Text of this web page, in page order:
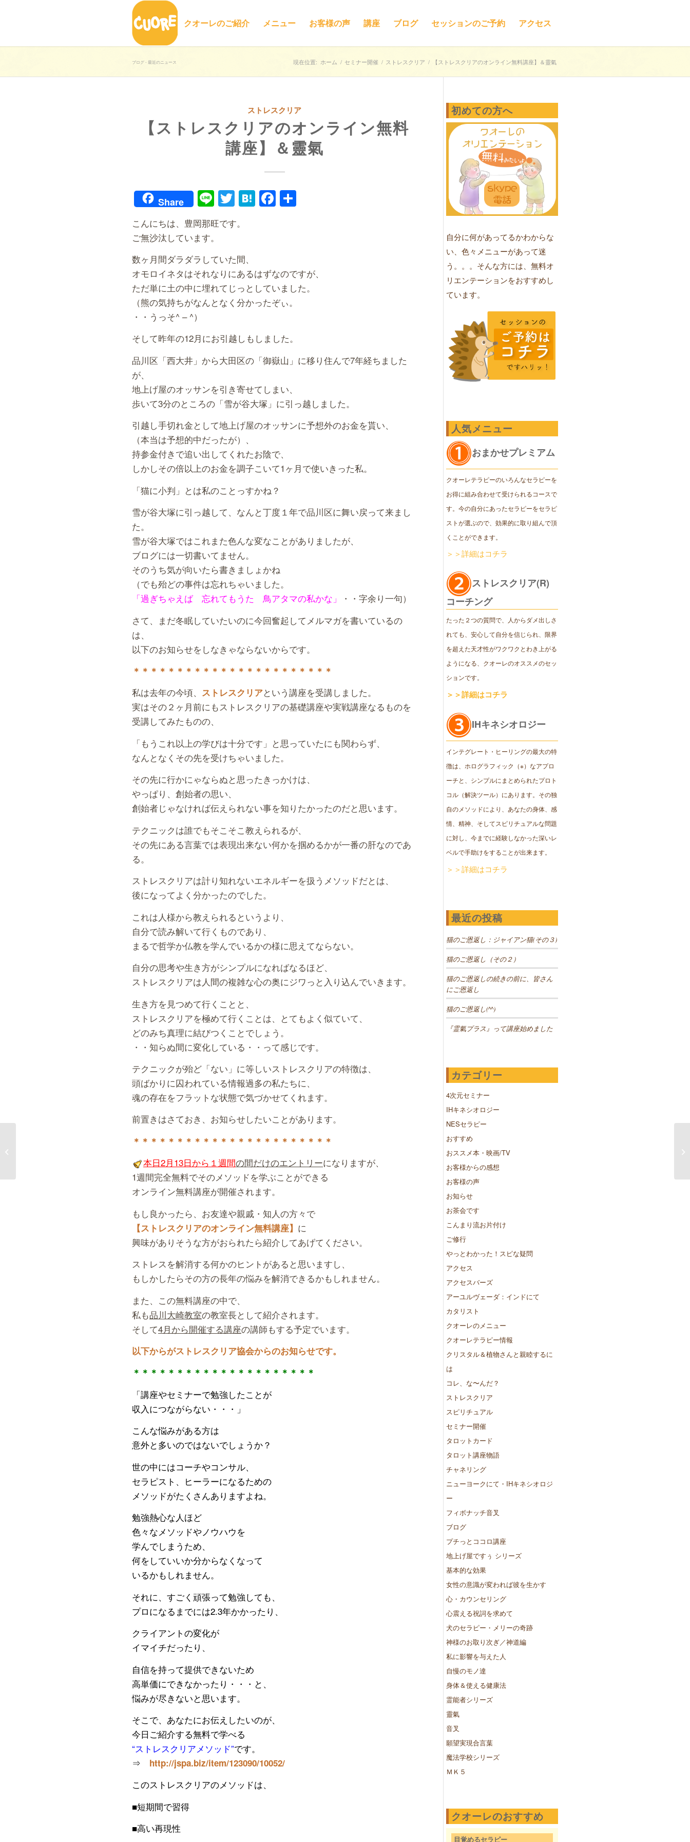
クオーレのご紹介 メニュー お客様の声 講座 ブログ セッションのご予約 アクセス
ブログ - 最近のニュース 現在位置: ホーム / セミナー開催 / ストレスクリア / 【ストレスクリアのオンライン無料講座】＆靈氣
ストレスクリア
【ストレスクリアのオンライン無料
講座】＆靈氣
Share LineTwitter
HatenaFacebook
こんにちは、豊岡那旺です。
ご無沙汰しています。
数ヶ月間ダラダラしていた間、
オモロイネタはそれなりにあるはずなのですが、
ただ単に土の中に埋れてじっとしていました。
（熊の気持ちがなんとなく分かったぞぃ。
・・うっそ^ – ^）
そして昨年の12月にお引越しもしました。
品川区「西大井」から大田区の「御嶽山」に移り住んで7年経ちました
が、
地上げ屋のオッサンを引き寄せてしまい、
歩いて3分のところの「雪が谷大塚」に引っ越しました。
引越し手切れ金として地上げ屋のオッサンに予想外のお金を貰い、
（本当は予想的中だったが）、
持参金付きで追い出してくれたお陰で、
しかしその倍以上のお金を調子こいて1ヶ月で使いきった私。
「猫に小判」とは私のことっすかね？
雪が谷大塚に引っ越して、なんと丁度１年で品川区に舞い戻って来まし
た。
雪が谷大塚ではこれまた色んな変なことがありましたが、
ブログには一切書いてません。
そのうち気が向いたら書きましょかね
（でも殆どの事件は忘れちゃいました。
「過ぎちゃえば 忘れてもうた 鳥アタマの私かな」
・・字余り一句）
さて、まだ冬眠していたいのに今回奮起してメルマガを書いているの
は、
以下のお知らせをしなきゃならないからです。
＊＊＊＊＊＊＊＊＊＊＊＊＊＊＊＊＊＊＊＊＊＊＊
私は去年の今頃、 ストレスクリアという講座を受講しました。
実はその２ヶ月前にもストレスクリアの基礎講座や実戦講座なるものを
受講してみたものの、
「もうこれ以上の学びは十分です」と思っていたにも関わらず、
なんとなくその先を受けちゃいました。
その先に行かにゃならぬと思ったきっかけは、
やっぱり、創始者の思い、
創始者じゃなければ伝えられない事を知りたかったのだと思います。
テクニックは誰でもそこそこ教えられるが、
その先にある言葉では表現出来ない何かを掴めるかが一番の肝なのであ
る。
ストレスクリアは計り知れないエネルギーを扱うメソッドだとは、
後になってよく分かったのでした。
これは人様から教えられるというより、
自分で読み解いて行くものであり、
まるで哲学か仏教を学んでいるかの様に思えてならない。
自分の思考や生き方がシンプルになればなるほど、
ストレスクリアは人間の複雑な心の奥にジワっと入り込んでいきます。
生き方を見つめて行くことと、
ストレスクリアを極めて行くことは、とてもよく似ていて、
どのみち真理に結びつくことでしょう。
・・知らぬ間に変化している・・って感じです。
テクニックが殆ど「ない」に等しいストレスクリアの特徴は、
頭ばかりに囚われている情報過多の私たちに、
魂の存在をフラットな状態で気づかせてくれます。
前置きはさておき、お知らせしたいことがあります。
＊＊＊＊＊＊＊＊＊＊＊＊＊＊＊＊＊＊＊＊＊＊＊
本日2月13日から１週間の間だけのエントリーになりますが、
1週間完全無料でそのメソッドを学ぶことができる
オンライン無料講座が開催されます。
もし良かったら、お友達や親戚・知人の方々で
【ストレスクリアのオンライン無料講座】 に
興味がありそうな方がおられたら紹介してあげてください。
ストレスを解消する何かのヒントがあると思いますし、
もしかしたらその方の長年の悩みを解消できるかもしれません。
また、この無料講座の中で、
私も品川大崎教室の教室長として紹介されます。
そして4月から開催する講座の講師もする予定でいます。
以下からがストレスクリア協会からのお知らせです。
＊＊＊＊＊＊＊＊＊＊＊＊＊＊＊＊＊＊＊＊＊
「講座やセミナーで勉強したことが
収入につながらない・・・」
こんな悩みがある方は
意外と多いのではないでしょうか？
世の中にはコーチやコンサル、
セラピスト、ヒーラーになるための
メソッドがたくさんありますよね。
勉強熱心な人ほど
色々なメソッドやノウハウを
学んでしまうため、
何をしていいか分からなくなって
いるかもしれません。
それに、すごく頑張って勉強しても、
プロになるまでには2.3年かかったり、
クライアントの変化が
イマイチだったり、
自信を持って提供できないため
高単価にできなかったり・・・と、
悩みが尽きないと思います。
そこで、あなたにお伝えしたいのが、
今日ご紹介する無料で学べる
“ストレスクリアメソッド”です。
⇒ http://jspa.biz/item/123090/10052/
このストレスクリアのメソッドは、
■短期間で習得
■高い再現性
初めての方へ
自分に何があってるかわからな
い、色々メニューがあって迷
う。。。そんな方には、無料オ
リエンテーションをおすすめし
ています。
人気メニュー
おまかせプレミアム
クオーレテラピーのいろんなセラピーを
お得に組み合わせて受けられるコースで
す。今の自分にあったセラピーをセラピ
ストが選ぶので、効果的に取り組んで頂
くことができます。
＞＞詳細はコチラ
ストレスクリア(R)
コーチング
たった２つの質問で、人からダメ出しさ
れても、安心して自分を信じられ、限界
を超えた天才性がワクワクとわき上がる
ようになる、クオーレのオススメのセッ
ションです。
＞＞詳細はコチラ
IHキネシオロジー
インテグレート・ヒーリングの最大の特
徴は、ホログラフィック（※）なアプロ
ーチと、シンプルにまとめられたプロト
コル（解決ツール）にあります。その独
自のメソッドにより、あなたの身体、感
情、精神、そしてスピリチュアルな問題
に対し、今までに経験しなかった深いレ
ベルで手助けをすることが出来ます。
＞＞詳細はコチラ
最近の投稿
猫のご恩返し：ジャイアン猫(その３)
猫のご恩返し（その２）
猫のご恩返しの続きの前に、皆さん
にご恩返し
猫のご恩返し(^^)
『霊氣プラス』って講座始めました
カテゴリー
4次元セミナー
IHキネシオロジー
NESセラピー
おすすめ
おススメ本・映画/TV
お客様からの感想
お客様の声
お知らせ
お茶会です
こんまり流お片付け
ご修行
やっとわかった！スピな疑問
アクセス
アクセスバーズ
アーユルヴェーダ：インドにて
カタリスト
クオーレのメニュー
クオーレテラピー情報
クリスタル＆植物さんと親睦するに
は
コレ、な〜んだ？
ストレスクリア
スピリチュアル
セミナー開催
タロットカード
タロット講座物語
チャネリング
ニューヨークにて・IHキネシオロジ
ー
フィボナッチ音叉
ブログ
プチっとココロ講座
地上げ屋ですぅ シリーズ
基本的な効果
女性の意識が変われば彼を生かす
心・カウンセリング
心震える祝詞を求めて
犬のセラピー・メリーの奇跡
神様のお取り次ぎ／神道編
私に影響を与えた人
自慢のモノ達
身体＆使える健康法
霊能者シリーズ
靈氣
音叉
願望実現合言葉
魔法学校シリーズ
ＭＫ５
クオーレのおすすめ
目覚めるセラピー